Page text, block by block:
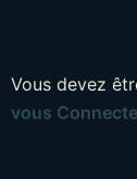
Vous devez
vous